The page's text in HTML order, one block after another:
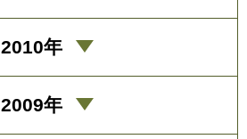
2010年
2009年